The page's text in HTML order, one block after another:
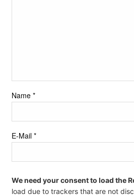
Name *
E-Mail *
We need your consent to load the
load due to trackers that are not